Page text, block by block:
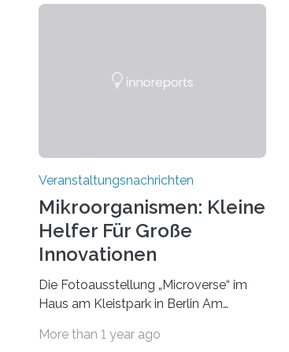
Veranstaltungsnachrichten
Mikroorganismen: Kleine
Helfer Für Große
Innovationen
Die Fotoausstellung „Microverse“ im
Haus am Kleistpark in Berlin Am
Kleistpark, Berlin-Schöneberg, die
More than 1 year ago